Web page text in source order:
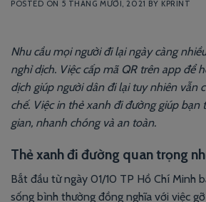
POSTED ON 5 THÁNG MƯỜI, 2021 BY KPRINT
Nhu cầu mọi người đi lại ngày càng
nghỉ dịch. Việc cấp mã QR trên app để
dịch giúp người dân đi lại tuy nhiên vẫn
chế. Việc in thẻ xanh đi đường giúp bạn
gian, nhanh chóng và an toàn.
Thẻ xanh đi đường quan trọng
Bắt đầu từ ngày 01/10 TP Hồ Chí Minh
sống bình thường đồng nghĩa với việc